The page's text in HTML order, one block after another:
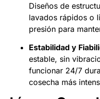
Diseños de
lavados rápidos o
presión para
Estabilidad y
estable, sin
funcionar 24/7
cosecha más